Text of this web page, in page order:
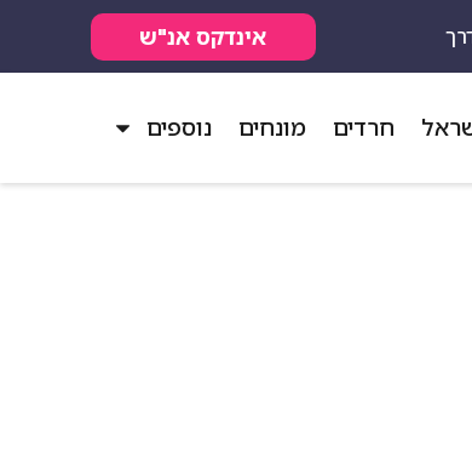
אינדקס אנ"ש
חרדים מונחים נוספים